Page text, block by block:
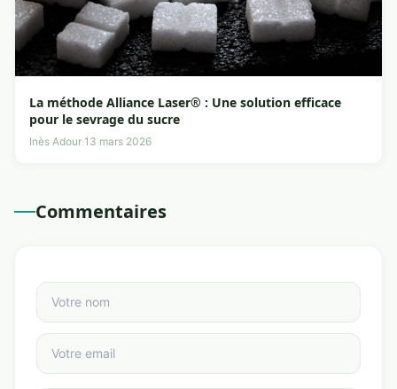
La méthode Alliance Laser® : Une solution efficace
pour le sevrage du sucre
Inès Adour·13 mars 2026
Commentaires